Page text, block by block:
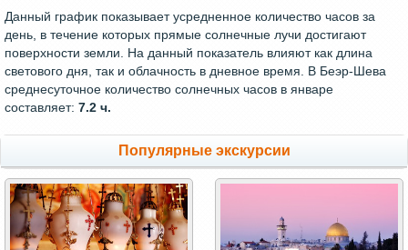
Данный график показывает усредненное количество часов за
день, в течение которых прямые солнечные лучи достигают
поверхности земли. На данный показатель влияют как длина
светового дня, так и облачность в дневное время. В Беэр-Шева
среднесуточное количество солнечных часов в январе
составляет: 7.2 ч.
Популярные экскурсии